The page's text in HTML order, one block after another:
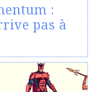
:
pas à